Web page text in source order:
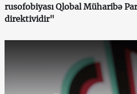
rusofobiyası Qlobal Müharibə
direktividir"